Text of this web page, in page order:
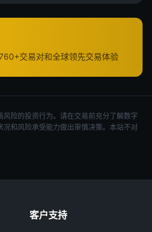
交易对和全球领先交易体验
险的投资行为。请在交易前充分了解数字
况和风险承受能力做出审慎决策。本站不对
客户支持